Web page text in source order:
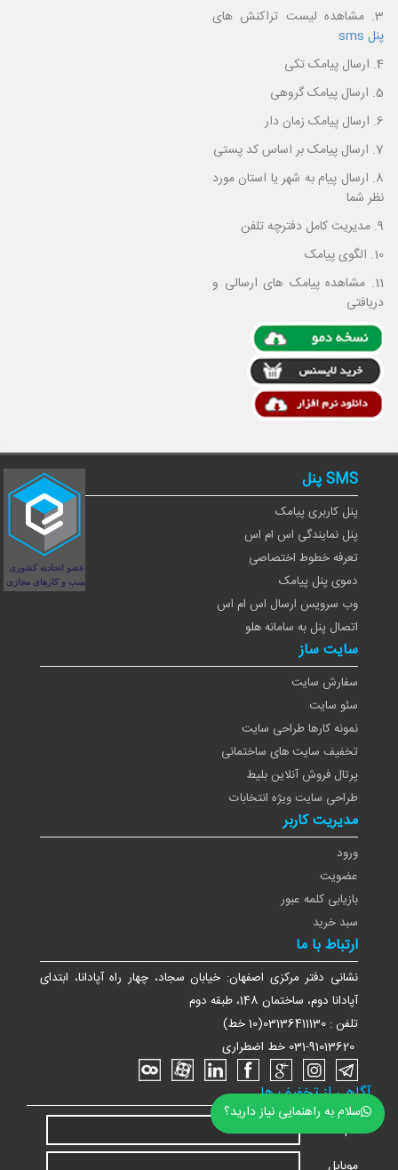
3. مشاهده لیست تراکنش های
پنل sms
4. ارسال پیامک تکی
5. ارسال پیامک گروهی
6. ارسال پیامک زمان دار
7. ارسال پیامک بر اساس کد پستی
8. ارسال پیام به شهر یا استان مورد
نظر شما
9. مدیریت کامل دفترچه تلفن
10. الگوی پیامک
11. مشاهده پیامک های ارسالی و
دریافتی
SMS پنل
پنل کاربری پیامک
پنل نمایندگی اس ام اس
تعرفه خطوط اختصاصی
دموی پنل پیامک
وب سرویس ارسال اس ام اس
اتصال پنل به سامانه هلو
سایت ساز
سفارش سایت
سئو سایت
نمونه کارها طراحی سایت
تخفیف سایت های ساختمانی
پرتال فروش آنلاین بلیط
طراحی سایت ویژه انتخابات
مدیریت کاربر
ورود
عضویت
بازیابی کلمه عبور
سبد خرید
ارتباط با ما
نشانی دفتر مرکزی اصفهان: خیابان سجاد، چهار راه آپادانا، ابتدای
آپادانا دوم، ساختمان 148، طبقه دوم
تلفن : 03136411130(10 خط)
آگاهی از تخفیف ها
نام
سلام به راهنمایی نیاز دارید؟